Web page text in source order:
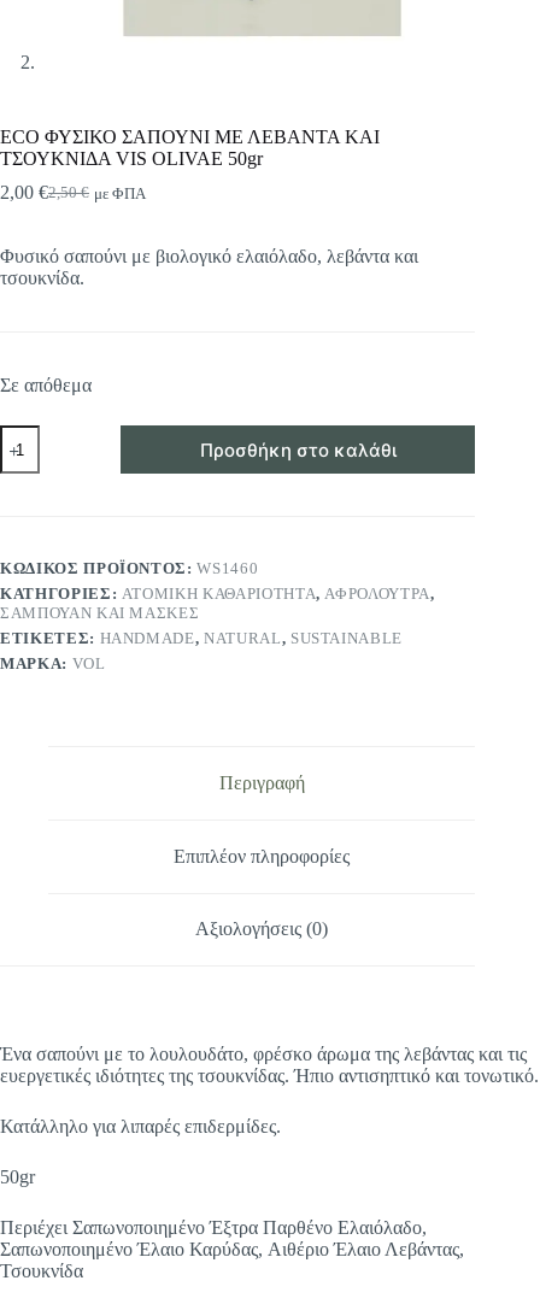
ECO ΦΥΣΙΚΟ ΣΑΠΟΥΝΙ ΜΕ ΛΕΒΑΝΤΑ ΚΑΙ
ΤΣΟΥΚΝΙΔΑ VIS OLIVAE 50gr
2,50€
Original
was:
2,50 €.
2,00 €Η
τιμή
είναι:
2,00 €.
με ΦΠΑ
Φυσικό σαπούνι με βιολογικό ελαιόλαδο, λεβάντα και
τσουκνίδα.
Σε απόθεμα
ECO
ΦΥΣΙΚΟ
ΣΑΠΟΥΝΙ
VIS
OLIVAE
50gr
ποσότητα
Προσθήκη στο καλάθι
ΚΩΔΙΚΌΣ ΠΡΟΪΌΝΤΟΣ:WS1460
ΚΑΤΗΓΟΡΊΕΣ: ΑΤΟΜΙΚΉ ΚΑΘΑΡΙΌΤΗΤΑ,ΑΦΡΌΛΟΥΤΡΑ,
ΣΑΜΠΟΥΆΝ ΚΑΙ ΜΆΣΚΕΣ
ΕΤΙΚΈΤΕΣ: HANDMADE,NATURAL, SUSTAINABLE
ΜΆΡΚΑ: VOL
Περιγραφή
Επιπλέον πληροφορίες
Αξιολογήσεις (0)
Ένα σαπούνι με το λουλουδάτο, φρέσκο άρωμα της λεβάντας και τις
ευεργετικές ιδιότητες της τσουκνίδας. Ήπιο αντισηπτικό και τονωτικό.
Κατάλληλο για λιπαρές επιδερμίδες.
50gr
Περιέχει Σαπωνοποιημένο Έξτρα Παρθένο Ελαιόλαδο,
Σαπωνοποιημένο Έλαιο Καρύδας, Aιθέριο Έλαιο Λεβάντας,
Τσουκνίδα